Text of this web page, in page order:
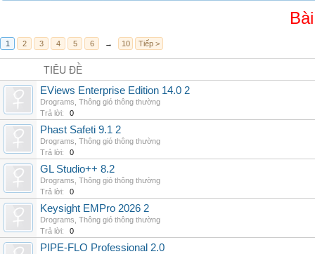
1 2 3 4 5 6 → 10 Tiếp >
TIÊU ĐỀ
EViews Enterprise Edition 14.0 2
Drograms Thông gió thông thường
Trả lời:
0
Phast Safeti 9.1 2
Drograms Thông gió thông thường
Trả lời:
0
GL Studio++ 8.2
Drograms Thông gió thông thường
Trả lời:
0
Keysight EMPro 2026 2
Drograms Thông gió thông thường
Trả lời:
0
PIPE-FLO Professional 2.0